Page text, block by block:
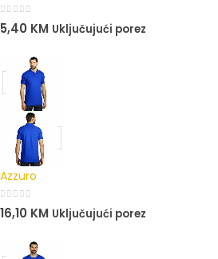
0out of 5
5,40 KM Uključujući porez
Azzuro
0out of 5
16,10 KM Uključujući porez